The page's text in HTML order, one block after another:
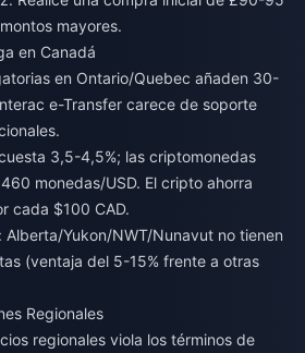
mayores.
en Canadá
en Ontario/Quebec añaden 30-
e-Transfer carece de soporte
3,5-4,5%; las criptomonedas
monedas/USD. El cripto ahorra
cada $100 CAD.
Yukon/NWT/Nunavut no tienen
(ventaja del 5-15% frente a otras
Regionales
regionales viola los términos de